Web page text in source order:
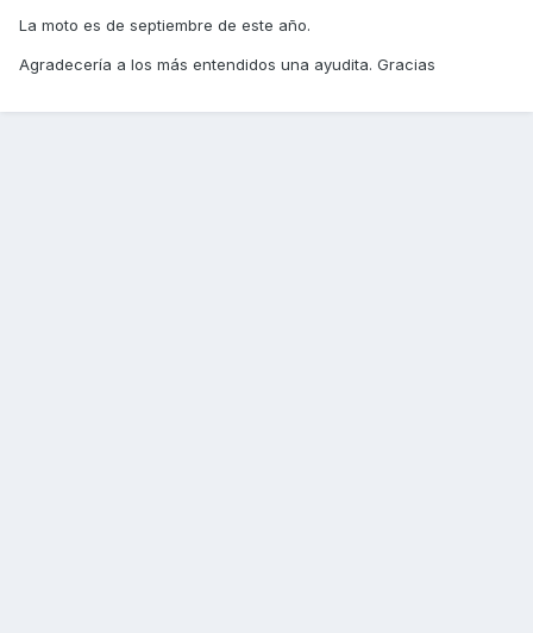
La moto es de septiembre de este año.
Agradecería a los más entendidos una ayudita. Gracias